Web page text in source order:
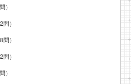
）
問）
問）
問）
）